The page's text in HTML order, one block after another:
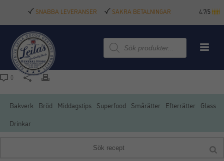
SNABBA LEVERANSER SÄKRA BETALNINGAR 4.7/5
Produktsökning
0
Bakverk Bröd Middagstips Superfood Smårätter Efterrätter Glass
Drinkar